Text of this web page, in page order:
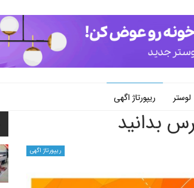
لوستر ریپورتاژ اگهی
بدانید
ریپورتاژ اگهی